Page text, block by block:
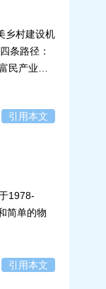
乡村建设机
条路径：
民产业体
引用本文
1978-
简单的物
引用本文